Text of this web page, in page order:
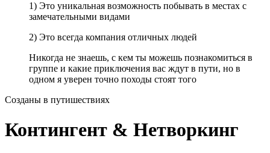
1) Это уникальная возможность побывать в местах с
замечательными видами
2) Это всегда компания отличных людей
Никогда не знаешь, с кем ты можешь познакомиться в
группе и какие приключения вас ждут в пути, но в
одном я уверен точно походы стоят того
Созданы в путишествиях
Контингент & Нетворкинг